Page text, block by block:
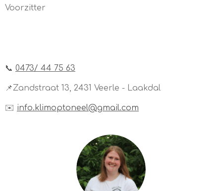
Voorzitter
📞 0473/ 44 75 63
📌Zandstraat 13, 2431 Veerle - Laakdal
✉️ info.klimoptoneel@gmail.com